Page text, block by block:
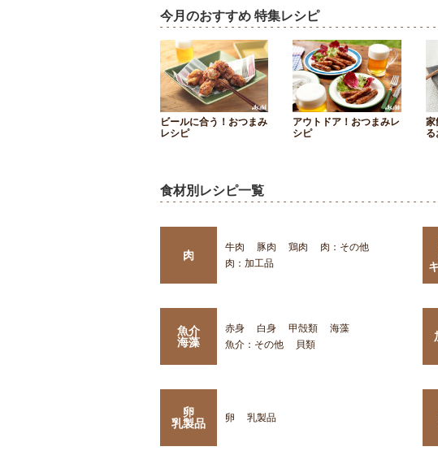
今月のおすすめ 特集レシピ
ビールに合う！おつまみ
レシピ
アウトドア！おつまみレ
シピ
家
る
食材別レシピ一覧
肉
牛肉 豚肉 鶏肉
肉：その他
肉：加工品
魚介
海藻
赤身 白身 甲殻類
海藻
魚介：その他
貝類
卵
乳製品
卵 乳製品